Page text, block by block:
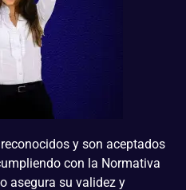
y son aceptados
con la Normativa
asegura su validez y